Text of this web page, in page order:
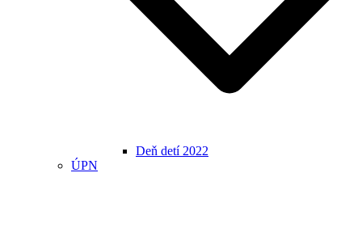
Deň detí 2022
ÚPN